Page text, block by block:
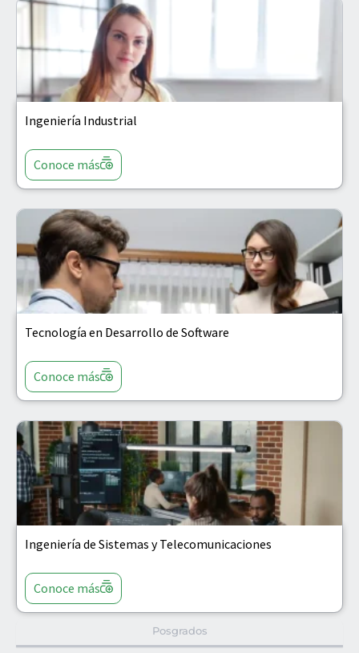
Posgrados
Ingeniería Industrial
Conoce más
Tecnología en Desarrollo de Software
Conoce más
Ingeniería de Sistemas y Telecomunicaciones
Conoce más